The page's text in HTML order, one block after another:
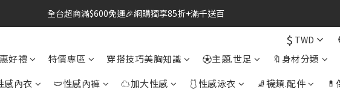
🔗點我跳轉進入👉台灣No2情趣用品商城
全台超商滿$600免運🎉網購獨享85折+滿千送百
🔗點我跳轉進入👉台灣No2情趣用品商城
$ TWD
好禮 特價專區 穿搭技巧美胸知識 ⚽主題.世足 🔖身材分類
感內衣
🩲性感內褲 ☁加大性感 🩱性感泳衣 🧦襪類.配件 💊